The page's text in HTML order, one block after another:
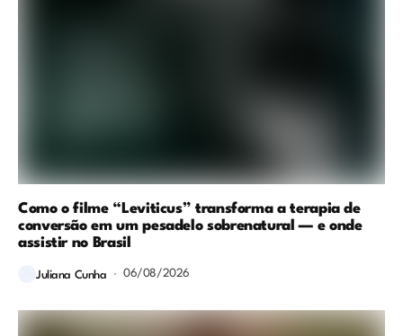
Como o filme “Leviticus” transforma a terapia de
conversão em um pesadelo sobrenatural — e onde
assistir no Brasil
Juliana Cunha 06/08/2026